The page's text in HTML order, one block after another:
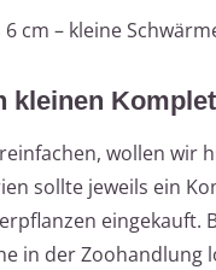
cm – kleine
kleinen
wollen
sollte jeweils ein
eingekauft.
in der Zoohandlung